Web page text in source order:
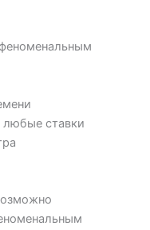
любые ставки